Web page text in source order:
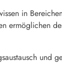
in
ermöglichen
und